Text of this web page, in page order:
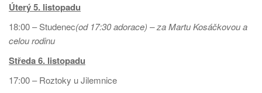
Úterý 5. listopadu
18:00 – Studenec(od 17:30 adorace) – za Martu Kosáčkovou a
celou rodinu
Středa 6. listopadu
17:00 – Roztoky u Jilemnice